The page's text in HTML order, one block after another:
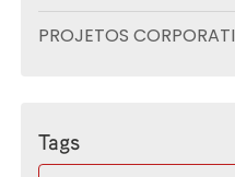
PROJETOS CORPORATIVOS DE ARQUITETURA: O
GUIA COMPLETO
Tags